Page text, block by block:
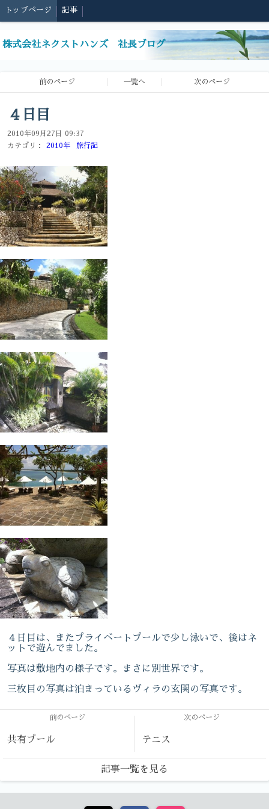
トップページ 記事
株式会社ネクストハンズ 社長ブログ
前のページ 一覧へ 次のページ
４日目
2010年09月27日 09:37
カテゴリ：
2010年 旅行記
４日目は、またプライベートプールで少し泳いで、後はネ
ットで遊んでました。
写真は敷地内の様子です。まさに別世界です。
三枚目の写真は泊まっているヴィラの玄関の写真です。
前のページ
共有プール
次のページ
テニス
記事一覧を見る